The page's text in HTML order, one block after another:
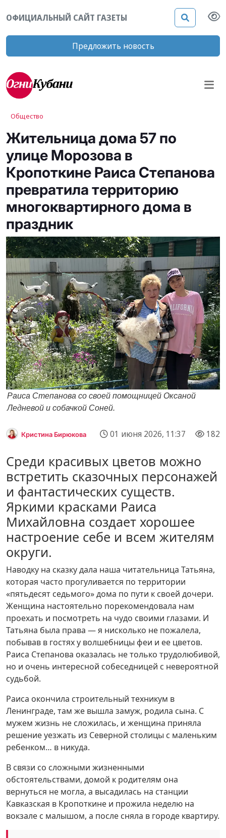
ОФИЦИАЛЬНЫЙ САЙТ ГАЗЕТЫ
Предложить новость
Общество
Жительница дома 57 по
улице Морозова в
Кропоткине Раиса Степанова
превратила территорию
многоквартирного дома в
праздник
Раиса Степанова со своей помощницей Оксаной
Ледневой и собачкой Соней.
Кристина Бирюкова 01 июня 2026, 11:37 182
Среди красивых цветов можно
встретить сказочных персонажей
и фантастических существ.
Яркими красками Раиса
Михайловна создает хорошее
настроение себе и всем жителям
округи.
Наводку на сказку дала наша читательница Татьяна,
которая часто прогуливается по территории
«пятьдесят седьмого» дома по пути к своей дочери.
Женщина настоятельно порекомендовала нам
проехать и посмотреть на чудо своими глазами. И
Татьяна была права — я нисколько не пожалела,
побывав в гостях у волшебницы феи и ее цветов.
Раиса Степанова оказалась не только трудолюбивой,
но и очень интересной собеседницей с невероятной
судьбой.
Раиса окончила строительный техникум в
Ленинграде, там же вышла замуж, родила сына. С
мужем жизнь не сложилась, и женщина приняла
решение уезжать из Северной столицы с маленьким
ребенком… в никуда.
В связи со сложными жизненными
обстоятельствами, домой к родителям она
вернуться не могла, а высадилась на станции
Кавказская в Кропоткине и прожила неделю на
вокзале с малышом, а после сняла в городе квартиру.